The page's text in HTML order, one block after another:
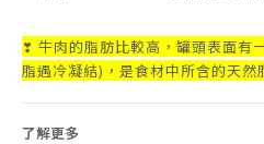
❣ 牛肉的脂肪比較高，罐頭表面有
脂遇冷凝結)，是食材中所含的天然
了解更多